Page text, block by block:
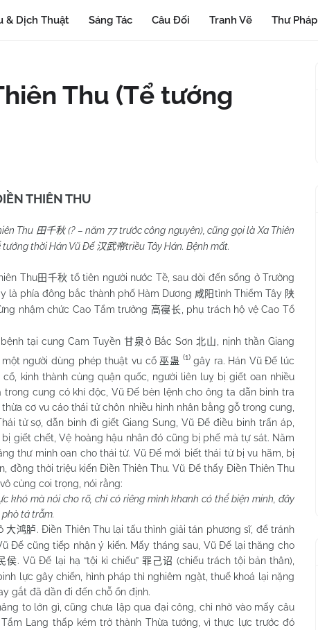
& Dịch Thuật Sáng Tác Câu Đối Tranh Vẽ Thư Pháp
Thu (Tể tướng
THIÊN THU
Thu 田千秋 (? – năm 77 trước công nguyên), cũng gọi là Xa Thiên
tướng thời Hán Vũ Đế 汉武帝triều Tây Hán. Bệnh mất.
Thu田千秋 tổ tiên người nước Tề, sau dời đến sống ở Trường
là phía đông bắc thành phố Hàm Dương 咸阳 tỉnh Thiểm Tây 陕
nhậm chức Cao Tẩm trưởng 高寑长 , phụ trách hộ vệ Cao Tổ
tại cung Cam Tuyền甘泉 ở Bắc Sơn 北山
, nịnh thần Giang
người dùng phép thuật vu cổ 巫蛊 (1) gây ra. Hán Vũ Đế lúc
kinh thành cùng quận quốc, người liên luỵ bị giết oan nhiều
trong cung có khí độc, Vũ Đế bèn lệnh cho ông ta dẫn binh tra
cơ vu cáo thái tử chôn nhiều hình nhân bằng gỗ trong cung,
tử sợ, dẫn binh đi giết Giang Sung, Vũ Đế điều binh trấn áp,
giết chết, Vệ hoàng hậu nhân đó cũng bị phế mà tự sát. Năm
thư minh oan cho thái tử. Vũ Đế mới biết thái tử bị vu hãm, bị
đồng thời triệu kiến Điền Thiên Thu. Vũ Đế thấy Điền Thiên Thu
cùng coi trọng, nói rằng:
khó mà nói cho rõ, chỉ có riêng mình khanh có thể biện minh, đây
tá trẫm.
大鸿胪 . Điền Thiên Thu lại tấu thỉnh giải tán phương sĩ, để tránh
Đế cũng tiếp nhận ý kiến. Mấy tháng sau, Vũ Đế lại thăng cho
侯. Vũ Đế lại hạ “tội kỉ chiếu” 罪己诏 (chiếu trách tội bản thân),
lực gây chiến, hình pháp thì nghiêm ngặt, thuế khoá lại nặng
gắt đã dần đi đến chỗ ổn định.
to lớn gì, cũng chưa lập qua đại công, chỉ nhờ vào mấy câu
Lang thấp kém trở thành Thừa tướng, vì thực lực trước đó